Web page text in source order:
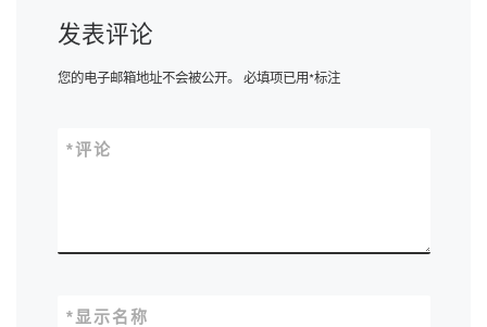
发表评论
您的电子邮箱地址不会被公开。 必填项已用*标注
评论
*
显示名称
*